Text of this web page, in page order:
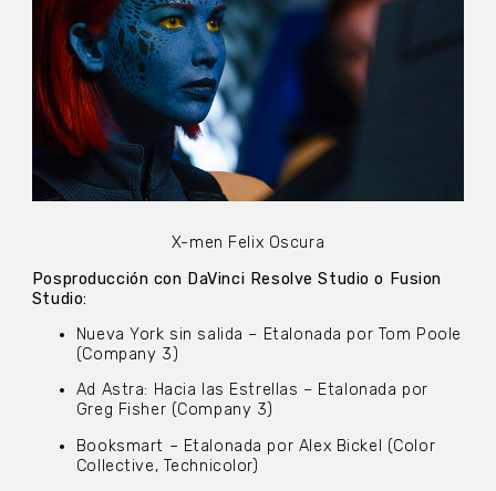
X-men Felix Oscura
Posproducción con DaVinci Resolve Studio o Fusion
Studio:
Nueva York sin salida – Etalonada por Tom Poole
(Company 3)
Ad Astra: Hacia las Estrellas – Etalonada por
Greg Fisher (Company 3)
Booksmart – Etalonada por Alex Bickel (Color
Collective, Technicolor)